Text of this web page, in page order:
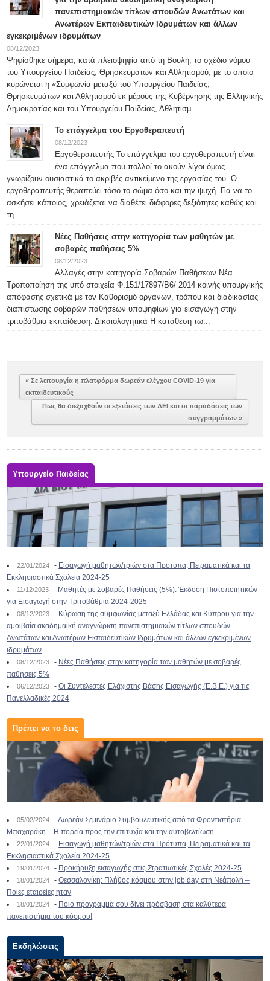
πανεπιστημιακών τίτλων σπουδών Ανωτάτων και
Ανωτέρων Εκπαιδευτικών Ιδρυμάτων και άλλων
εγκεκριμένων ιδρυμάτων
08/12/2023
Ψηφίσθηκε σήμερα, κατά πλειοψηφία από τη Βουλή, το σχέδιο νόμου
του Υπουργείου Παιδείας, Θρησκευμάτων και Αθλητισμού, με το οποίο
κυρώνεται η «Συμφωνία μεταξύ του Υπουργείου Παιδείας,
Θρησκευμάτων και Αθλητισμού εκ μέρους της Κυβέρνησης της Ελληνικής
Δημοκρατίας και του Υπουργείου Παιδείας, Αθλητισμ...
Το επάγγελμα του Εργοθεραπευτή
08/12/2023
Εργοθεραπευτής Το επάγγελμα του εργοθεραπευτή είναι
ένα επάγγελμα που πολλοί το ακούν λίγοι όμως
γνωρίζουν ουσιαστικά το ακριβές αντικείμενο της εργασίας του. Ο
εργοθεραπευτής θεραπεύει τόσο το σώμα όσο και την ψυχή. Για να το
ασκήσει κάποιος, χρειάζεται να διαθέτει διάφορες δεξιότητες καθώς και
τη...
Νέες Παθήσεις στην κατηγορία των μαθητών με
σοβαρές παθήσεις 5%
08/12/2023
Αλλαγές στην κατηγορία Σοβαρών Παθήσεων Νέα
Τροποποίηση της υπό στοιχεία Φ.151/17897/Β6/ 2014 κοινής υπουργικής
απόφασης σχετικά με τον Καθορισμό οργάνων, τρόπου και διαδικασίας
διαπίστωσης σοβαρών παθήσεων υποψηφίων για εισαγωγή στην
τριτοβάθμια εκπαίδευση. Δικαιολογητικά Η κατάθεση τω...
« Σε λειτουργία η πλατφόρμα δωρεάν ελέγχου COVID-19 για
εκπαιδευτικούς
Πως θα διεξαχθούν οι εξετάσεις των ΑΕΙ και οι παραδόσεις των
συγγραμμάτων »
Υπουργείο Παιδείας
22/01/2024 - Εισαγωγή μαθητών/τριών στα Πρότυπα, Πειραματικά και τα
Εκκλησιαστικά Σχολεία 2024-25
11/12/2023 - Μαθητές με Σοβαρές Παθήσεις (5%): Έκδοση Πιστοποιητικών
για Εισαγωγή στην Τριτοβάθμια 2024-2025
08/12/2023 - Κύρωση της συμφωνίας μεταξύ Ελλάδας και Κύπρου για την
αμοιβαία ακαδημαϊκή αναγνώριση πανεπιστημιακών τίτλων σπουδών
Ανωτάτων και Ανωτέρων Εκπαιδευτικών Ιδρυμάτων και άλλων εγκεκριμένων
ιδρυμάτων
08/12/2023 - Νέες Παθήσεις στην κατηγορία των μαθητών με σοβαρές
παθήσεις 5%
06/12/2023 -Οι Συντελεστές Ελάχιστης Βάσης Εισαγωγής (Ε.Β.Ε.) για τις
Πανελλαδικές 2024
Πρέπει να το δεις
05/02/2024 -Δωρεάν Σεμινάριο Συμβουλευτικής από τα Φροντιστήρια
Μπαχαράκη – Η πορεία προς την επιτυχία και την αυτοβελτίωση
22/01/2024 - Εισαγωγή μαθητών/τριών στα Πρότυπα, Πειραματικά και τα
Εκκλησιαστικά Σχολεία 2024-25
19/01/2024 - Προκήρυξη εισαγωγής στις Στρατιωτικές Σχολές 2024-25
18/01/2024 -Θεσσαλονίκη: Πλήθος κόσμου στην job day στη Νεάπολη –
Ποιες εταιρείες ήταν
18/01/2024 - Ποιο πρόγραμμα σου δίνει πρόσβαση στα καλύτερα
πανεπιστήμια του κόσμου!
Εκδηλώσεις